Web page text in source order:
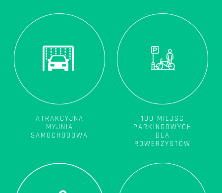
ATRAKCYJNA
MYJNIA
SAMOCHODOWA
100 MIEJSC
PARKINGOWYCH
DLA
ROWERZYSTÓW